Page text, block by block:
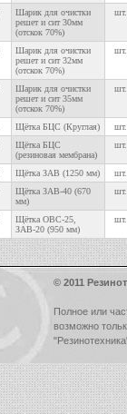
Шарик для очистки
решет и сит 30мм
(отскок 70%)
шт.
Шарик для очистки
решет и сит 32мм
(отскок 70%)
шт.
Шарик для очистки
решет и сит 35мм
(отскок 70%)
шт.
Щётка БЦС (Круглая)
шт.
Щётка БЦС
(резиновая мембрана)
шт.
Щётка ЗАВ (1250 мм)
шт.
Щётка ЗАВ-40 (670
мм)
шт.
Щётка ОВС-25,
ЗАВ-20 (950 мм)
шт.
© 2011
Полное или
возможно